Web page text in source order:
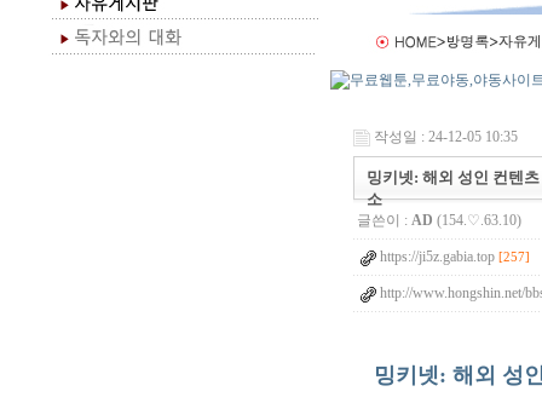
작성일 : 24-12-05 10:35
밍키넷: 해외 성인 컨텐
소
글쓴이 : AD (154.♡.63.10)
https://ji5z.gabia.top [257]
http://www.hongshin.net/
밍키넷: 해외 성